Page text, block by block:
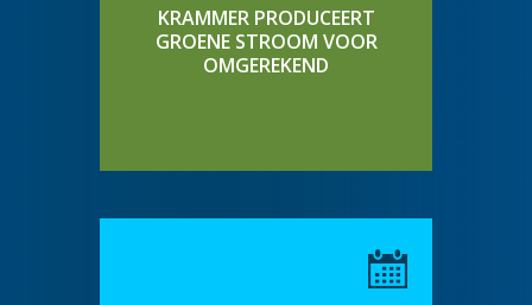
KRAMMER PRODUCEERT
GROENE STROOM VOOR
OMGEREKEND